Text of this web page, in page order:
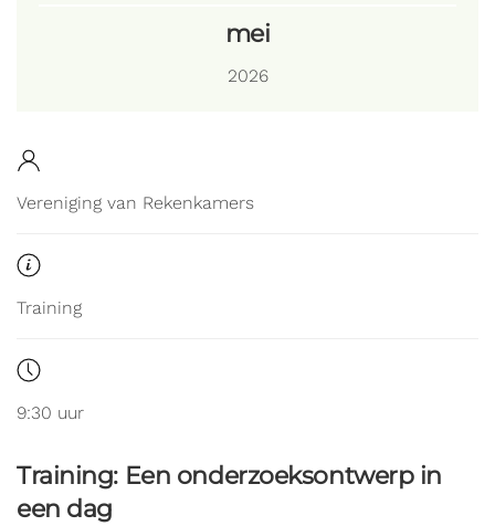
mei
2026
Vereniging van Rekenkamers
Training
9:30 uur
Training: Een onderzoeksontwerp in
een dag